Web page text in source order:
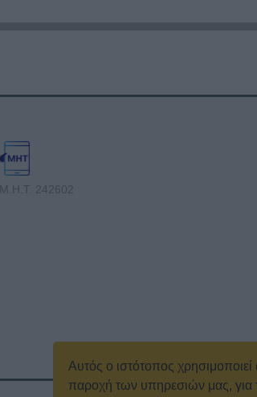
Αυτός ο ιστότοπος χρησιμοποιεί
παροχή των υπηρεσιών μας, για
Μ.Η.Τ. 242602